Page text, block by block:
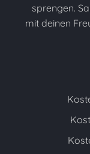
sprengen.
mit deinen